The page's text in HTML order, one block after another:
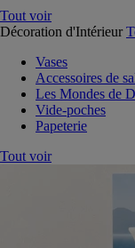
Tout voir
Décoration d'Intérieur
Vases
Accessoires de
Les Mondes de
Vide-poches
Papeterie
Tout voir